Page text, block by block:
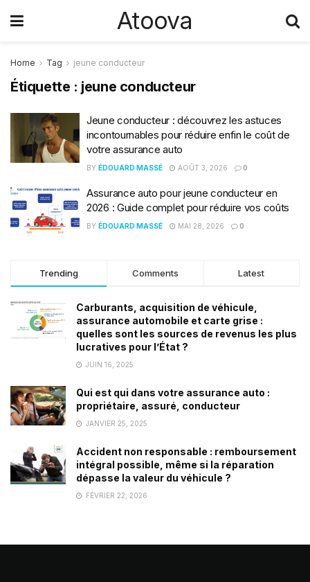
Atoova
Home Tag jeune conducteur
Étiquette : jeune conducteur
Jeune conducteur : découvrez les astuces
incontournables pour réduire enfin le coût de
votre assurance auto
BY ÉDOUARD MASSÉ AOÛT 3, 2026 0
Assurance auto pour jeune conducteur en
2026 : Guide complet pour réduire vos coûts
BY ÉDOUARD MASSÉ MAI 28, 2026 0
Trending Comments Latest
Carburants, acquisition de véhicule,
assurance automobile et carte grise :
quelles sont les sources de revenus les plus
lucratives pour l’État ?
JUIN 16, 2025
Qui est qui dans votre assurance auto :
propriétaire, assuré, conducteur
JANVIER 25, 2025
Accident non responsable : remboursement
intégral possible, même si la réparation
dépasse la valeur du véhicule ?
FÉVRIER 22, 2026